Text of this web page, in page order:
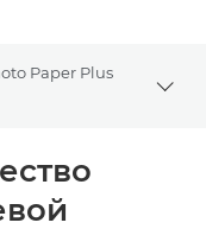
Paper Plus